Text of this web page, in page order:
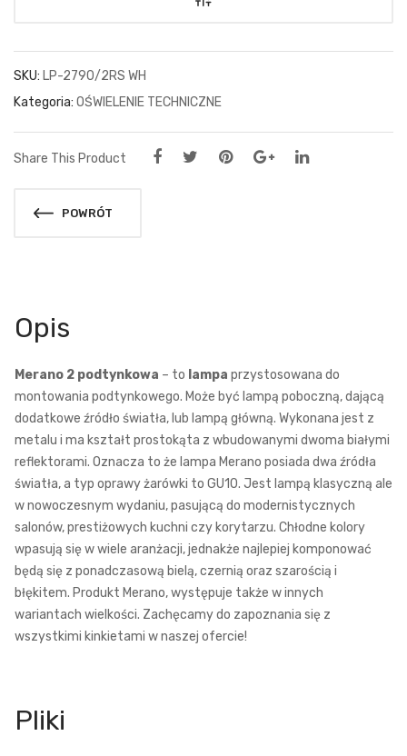
SKU: LP-2790/2RS WH
Kategoria: OŚWIELENIE TECHNICZNE
Share This Product
POWRÓT
Opis
Merano 2 podtynkowa – to lampa przystosowana do
montowania podtynkowego. Może być lampą poboczną, dającą
dodatkowe źródło światła, lub lampą główną. Wykonana jest z
metalu i ma kształt prostokąta z wbudowanymi dwoma białymi
reflektorami. Oznacza to że lampa Merano posiada dwa źródła
światła, a typ oprawy żarówki to GU10. Jest lampą klasyczną ale
w nowoczesnym wydaniu, pasującą do modernistycznych
salonów, prestiżowych kuchni czy korytarzu. Chłodne kolory
wpasują się w wiele aranżacji, jednakże najlepiej komponować
będą się z ponadczasową bielą, czernią oraz szarością i
błękitem. Produkt Merano, występuje także w innych
wariantach wielkości. Zachęcamy do zapoznania się z
wszystkimi kinkietami w naszej ofercie!